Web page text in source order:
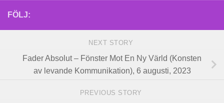
FÖLJ:
NEXT STORY
Fader Absolut – Fönster Mot En Ny Värld (Konsten
av levande Kommunikation), 6 augusti, 2023
PREVIOUS STORY